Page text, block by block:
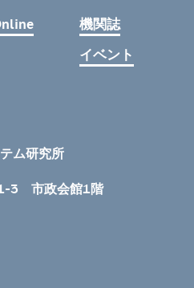
機関誌
イベント
ム研究所
1-3 市政会館1階